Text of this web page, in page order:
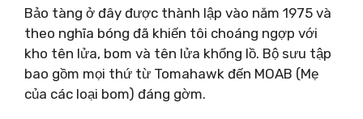
Bảo tàng ở đây được thành lập vào năm 1975 và
theo nghĩa bóng đã khiến tôi choáng ngợp với
kho tên lửa, bom và tên lửa khổng lồ. Bộ sưu tập
bao gồm mọi thứ từ Tomahawk đến MOAB (Mẹ
của các loại bom) đáng gờm.